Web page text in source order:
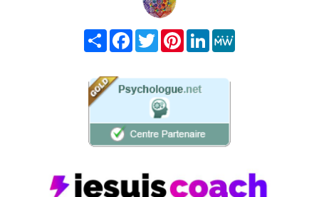
Share FacebookTwitterPinterest
LinkedIn